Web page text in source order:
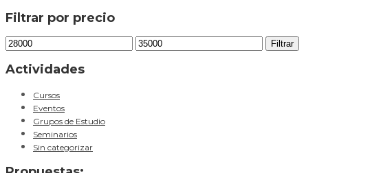
Filtrar por precio
Precio
mínimo
Precio
máximo
Filtrar
Actividades
Cursos
Eventos
Grupos de Estudio
Seminarios
Sin categorizar